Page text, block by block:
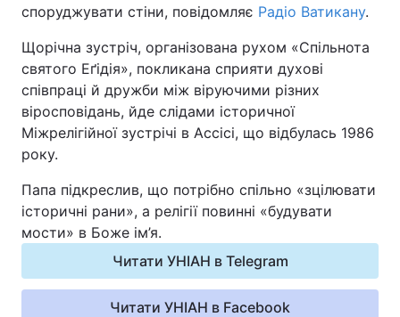
Зброя Інциденти
Здоров'я Туризм
Цікавинки Погода
Відео з Youtube
Інтерв'ю Думки
Архів Вакансії
Контакти
споруджувати стіни, повідомляє Радіо Ватикану.
Щорічна зустріч, організована рухом «Спільнота
святого Еґідія», покликана сприяти духові
співпраці й дружби між віруючими різних
віросповідань, йде слідами історичної
Міжрелігійної зустрічі в Ассісі, що відбулась 1986
року.
Папа підкреслив, що потрібно спільно «зцілювати
історичні рани», а релігії повинні «будувати
мости» в Боже ім’я.
Читати УНІАН в Telegram
Читати УНІАН в Facebook